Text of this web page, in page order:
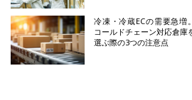
冷凍・冷蔵ECの需要急増。
コールドチェーン対応倉庫
選ぶ際の3つの注意点